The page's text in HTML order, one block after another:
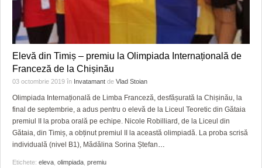
JOCURI ONLINE
DIVERSE
FARMACII DIN TIMIŞOARA
HARTA TIMIŞOAREI
LICEE, ŞCOLI ŞI GRĂDINIŢE DIN TIMIŞ
PRIMĂRIILE DIN TIMIŞ
Elevă din Timiș – premiu la Olimpiada Internațională de
Franceză de la Chișinău
03 octombrie 2019 în Invatamant de Vlad Stoian
Olimpiada Internațională de Limba Franceză, desfășurată la Chișinău, la
final de septembrie, a adus pentru o elevă de la Liceul Teoretic din Gătaia
premiul II la proba orală pe echipe. Nicole Robilliard, de la Liceul din
Gătaia, din Timiș, a obținut premiul II la această olimpiadă. La proba scrisă
individuală (nivel B1), Mădălina Sorina Ștefan…
Etichete: eleva olimpiada premiu